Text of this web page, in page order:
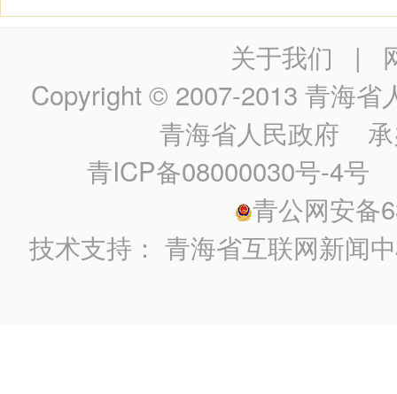
关于我们 |
Copyright © 2007-2013 青海省
青海省人民政府 承
青ICP备08000030号-4号
青公网安备
技术支持：青海省互联网新闻